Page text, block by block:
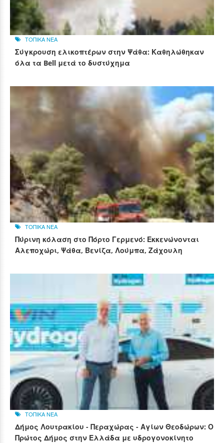
ΤΟΠΙΚΑ ΝΕΑ
Σύγκρουση ελικοπτέρων στην Ψάθα: Καθηλώθηκαν
όλα τα Bell μετά το δυστύχημα
ΤΟΠΙΚΑ ΝΕΑ
Πύρινη κόλαση στο Πόρτο Γερμενό: Εκκενώνονται
Αλεποχώρι, Ψάθα, Βενίζα, Λούμπα, Ζάχουλη
ΤΟΠΙΚΑ ΝΕΑ
Δήμος Λουτρακίου - Περαχώρας - Αγίων Θεοδώρων: Ο
Πρώτος Δήμος στην Ελλάδα με υδρογονοκίνητο